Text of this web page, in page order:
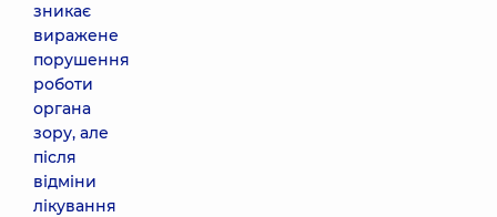
зникає
виражене
порушення
роботи
органа
зору, але
після
відміни
лікування